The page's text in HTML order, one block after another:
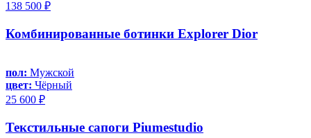
138 500 ₽
Комбинированные ботинки Explorer Dior
пол: Мужской
цвет: Чёрный
25 600 ₽
Текстильные сапоги Piumestudio